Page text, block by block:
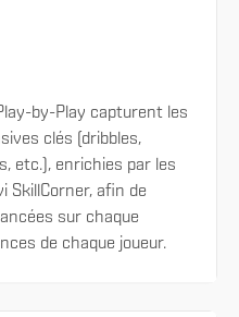
by-Play capturent les
clés (dribbles,
etc.), enrichies par les
SkillCorner, afin de
sur chaque
de chaque joueur.